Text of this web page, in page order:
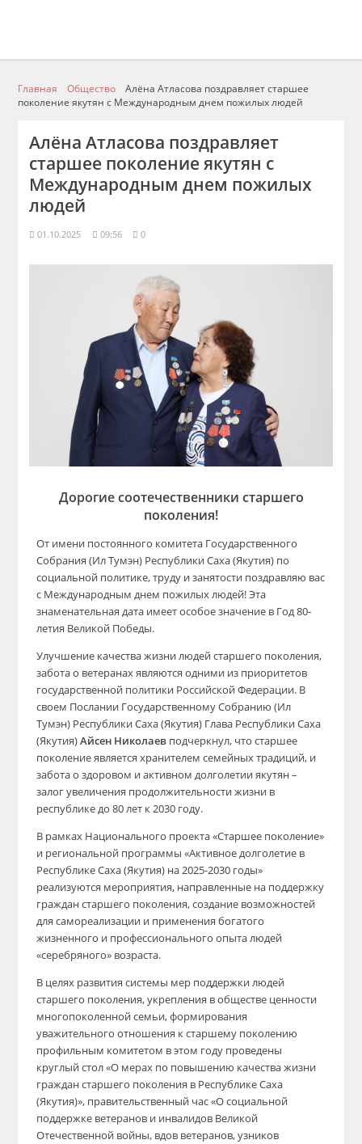
Главная Общество
Алёна Атласова поздравляет старшее
поколение якутян с Международным днем пожилых людей
Алёна Атласова поздравляет
старшее поколение якутян с
Международным днем пожилых
людей
01.10.2025 09:56 0
Дорогие соотечественники старшего
поколения!
От имени постоянного комитета Государственного
Собрания (Ил Тумэн) Республики Саха (Якутия) по
социальной политике, труду и занятости поздравляю вас
с Международным днем пожилых людей! Эта
знаменательная дата имеет особое значение в Год 80-
летия Великой Победы.
Улучшение качества жизни людей старшего поколения,
забота о ветеранах являются одними из приоритетов
государственной политики Российской Федерации. В
своем Послании Государственному Собранию (Ил
Тумэн) Республики Саха (Якутия) Глава Республики Саха
(Якутия)Айсен Николаевподчеркнул, что старшее
поколение является хранителем семейных традиций, и
забота о здоровом и активном долголетии якутян –
залог увеличения продолжительности жизни в
республике до 80 лет к 2030 году.
В рамках Национального проекта «Старшее поколение»
и региональной программы «Активное долголетие в
Республике Саха (Якутия) на 2025-2030 годы»
реализуются мероприятия, направленные на поддержку
граждан старшего поколения, создание возможностей
для самореализации и применения богатого
жизненного и профессионального опыта людей
«серебряного» возраста.
В целях развития системы мер поддержки людей
старшего поколения, укрепления в обществе ценности
многопоколенной семьи, формирования
уважительного отношения к старшему поколению
профильным комитетом в этом году проведены
круглый стол «О мерах по повышению качества жизни
граждан старшего поколения в Республике Саха
(Якутия)», правительственный час «О социальной
поддержке ветеранов и инвалидов Великой
Отечественной войны, вдов ветеранов, узников